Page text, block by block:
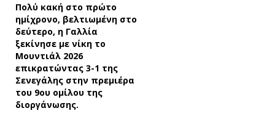
Πολύ κακή στο πρώτο
ημίχρονο, βελτιωμένη στο
δεύτερο, η Γαλλία
ξεκίνησε με νίκη το
Μουντιάλ 2026
επικρατώντας 3-1 της
Σενεγάλης στην πρεμιέρα
του 9ου ομίλου της
διοργάνωσης.